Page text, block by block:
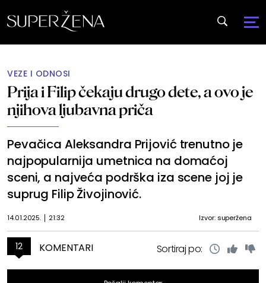
VEZE I ODNOSI
Prija i Filip čekaju drugo dete, a ovo je
njihova ljubavna priča
Pevačica Aleksandra Prijović trenutno je
najpopularnija umetnica na domaćoj
sceni, a najveća podrška iza scene joj je
suprug Filip Živojinović.
14.01.2025. 21:32 Izvor: superžena
12 KOMENTARI Sortiraj po: